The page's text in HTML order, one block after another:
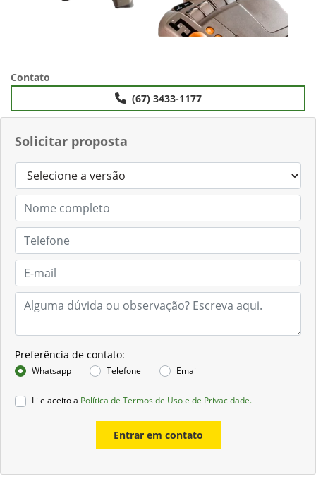
Solicitar proposta
Preferência de contato:
Whatsapp Telefone Email
Li e aceito a Política de Termos de Uso e de Privacidade.
Entrar em contato
Contato
(67) 3433-1177